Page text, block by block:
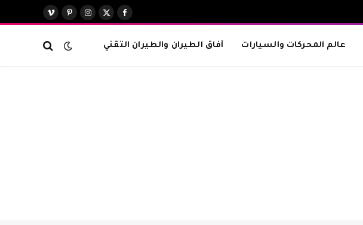
فيسبوك
X
الانستغرامبينتيريست
فيميو
عالم المحركات والسيارات آفاق الطيران والطيران التقني